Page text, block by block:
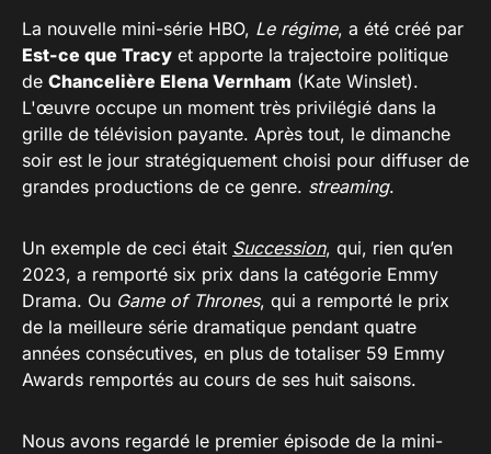
La nouvelle mini-série HBO, Le régime, a été créé par
Est-ce que Tracy et apporte la trajectoire politique
de Chancelière Elena Vernham (Kate Winslet).
L'œuvre occupe un moment très privilégié dans la
grille de télévision payante. Après tout, le dimanche
soir est le jour stratégiquement choisi pour diffuser de
grandes productions de ce genre. streaming.
Un exemple de ceci était Succession, qui, rien qu’en
2023, a remporté six prix dans la catégorie Emmy
Drama. Ou Game of Thrones, qui a remporté le prix
de la meilleure série dramatique pendant quatre
années consécutives, en plus de totaliser 59 Emmy
Awards remportés au cours de ses huit saisons.
Nous avons regardé le premier épisode de la mini-